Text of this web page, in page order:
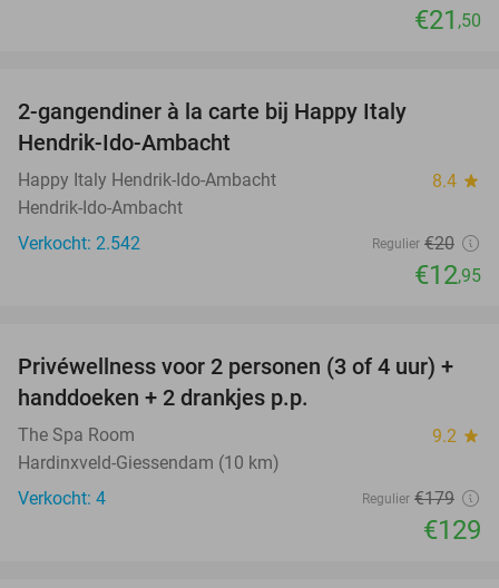
€21 ,50
2-gangendiner à la carte bij Happy Italy
Hendrik-Ido-Ambacht
Happy Italy Hendrik-Ido-Ambacht 8.4 star
Hendrik-Ido-Ambacht
Verkocht: 2.542
Regulier €20
€12,95
28%
Privéwellness voor 2 personen (3 of 4 uur) +
handdoeken + 2 drankjes p.p.
The Spa Room 9.2 star
Hardinxveld-Giessendam (10 km)
Verkocht: 4
Regulier €179
€129